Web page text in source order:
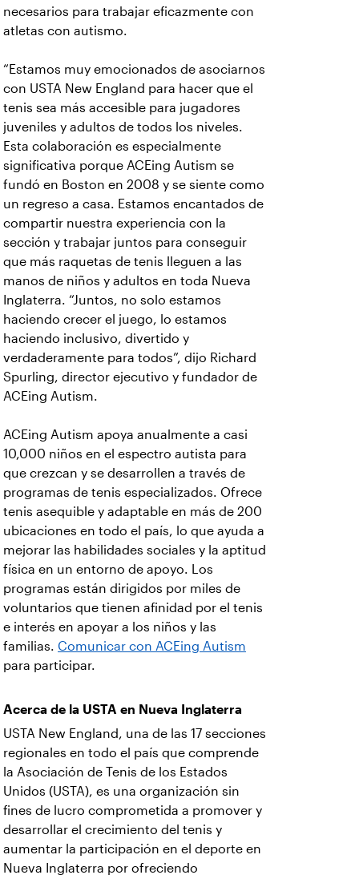
necesarios para trabajar eficazmente con
atletas con autismo.
“Estamos muy emocionados de asociarnos
con USTA New England para hacer que el
tenis sea más accesible para jugadores
juveniles y adultos de todos los niveles.
Esta colaboración es especialmente
significativa porque ACEing Autism se
fundó en Boston en 2008 y se siente como
un regreso a casa. Estamos encantados de
compartir nuestra experiencia con la
sección y trabajar juntos para conseguir
que más raquetas de tenis lleguen a las
manos de niños y adultos en toda Nueva
Inglaterra. “Juntos, no solo estamos
haciendo crecer el juego, lo estamos
haciendo inclusivo, divertido y
verdaderamente para todos”, dijo Richard
Spurling, director ejecutivo y fundador de
ACEing Autism.
ACEing Autism apoya anualmente a casi
10,000 niños en el espectro autista para
que crezcan y se desarrollen a través de
programas de tenis especializados. Ofrece
tenis asequible y adaptable en más de 200
ubicaciones en todo el país, lo que ayuda a
mejorar las habilidades sociales y la aptitud
física en un entorno de apoyo. Los
programas están dirigidos por miles de
voluntarios que tienen afinidad por el tenis
e interés en apoyar a los niños y las
familias. Comunicar con ACEing Autism
para participar.
Acerca de la USTA en Nueva Inglaterra
USTA New England, una de las 17 secciones
regionales en todo el país que comprende
la Asociación de Tenis de los Estados
Unidos (USTA), es una organización sin
fines de lucro comprometida a promover y
desarrollar el crecimiento del tenis y
aumentar la participación en el deporte en
Nueva Inglaterra por ofreciendo